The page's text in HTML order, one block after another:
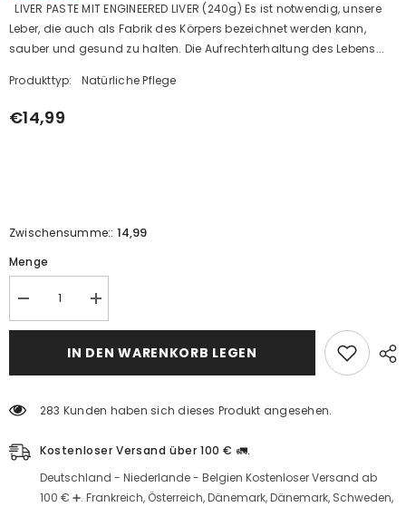
LIVER PASTE MIT ENGINEERED LIVER (240g) Es ist notwendig, unsere
Leber, die auch als Fabrik des Körpers bezeichnet werden kann,
sauber und gesund zu halten. Die Aufrechterhaltung des Lebens...
Produkttyp: Natürliche Pflege
€14,99
Zwischensumme:: 14,99
Menge
Reduzieren
Sie
die
Leberpaste
Artischocken)
Erhöhen
Sie
die
Menge
für
Leberpaste
Artischocken)
IN DEN WARENKORB LEGEN
283 Kunden haben sich dieses Produkt angesehen.
Kostenloser Versand über 100 € 🚛.
Deutschland - Niederlande - Belgien Kostenloser Versand ab
100 € ➕. Frankreich, Österreich, Dänemark, Dänemark, Schweden,